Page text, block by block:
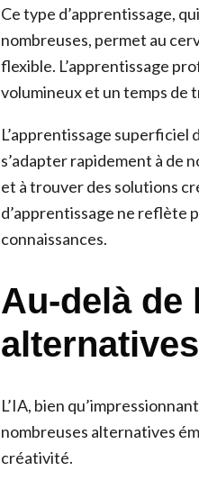
Ce type d’apprentissage,
nombreuses, permet au
flexible. L’apprentissage
volumineux et un temps de
L’apprentissage superficiel
s’adapter rapidement à de
et à trouver des solutions
d’apprentissage ne reflète
connaissances.
Au-delà de
L’IA, bien
nombreuses alternatives
créativité.